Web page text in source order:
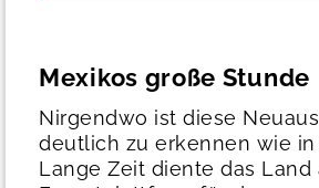
Mexikos große Stunde
Nirgendwo ist diese
deutlich zu erkennen wie in
Lange Zeit diente das Land